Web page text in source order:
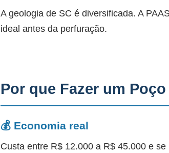
A geologia de SC é diversificada. A
ideal antes da perfuração.
Por que Fazer um
💰 Economia real
Custa entre R$ 12.000 a R$ 45.000 e